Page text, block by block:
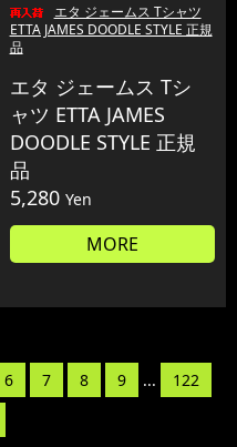
エタ ジェームス Tシャツ
ETTA JAMES DOODLE STYLE 正規
品
エタ ジェームス Tシ
ャツ ETTA JAMES
DOODLE STYLE 正規
品
5,280 Yen
MORE
6 7 8 9 ...
122